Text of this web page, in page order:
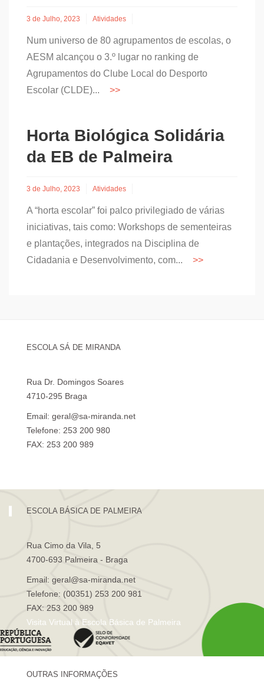
3 de Julho, 2023 Atividades
Num universo de 80 agrupamentos de escolas, o
AESM alcançou o 3.º lugar no ranking de
Agrupamentos do Clube Local do Desporto
Escolar (CLDE)...
Horta Biológica Solidária
da EB de Palmeira
3 de Julho, 2023 Atividades
A “horta escolar” foi palco privilegiado de várias
iniciativas, tais como: Workshops de sementeiras
e plantações, integrados na Disciplina de
Cidadania e Desenvolvimento, com...
ESCOLA SÁ DE MIRANDA
Rua Dr. Domingos Soares
4710-295 Braga
Email: geral@sa-miranda.net
Telefone: 253 200 980
FAX: 253 200 989
ESCOLA BÁSICA DE PALMEIRA
Rua Cimo da Vila, 5
4700-693 Palmeira - Braga
Email: geral@sa-miranda.net
Telefone: (00351) 253 200 981
FAX: 253 200 989
Visita Virtual à Escola Básica de Palmeira
OUTRAS INFORMAÇÕES